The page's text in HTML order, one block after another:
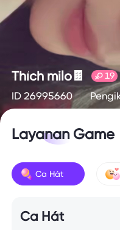
Thích milo🍫 19
ID 26995660
Layanan Game
Ca Hát
Ca Hát